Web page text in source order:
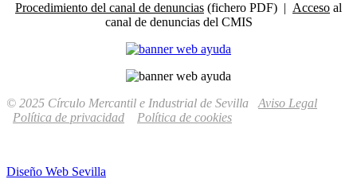
Procedimiento del canal de denuncias (fichero PDF) | Acceso al
canal de denuncias del CMIS
© 2025 Círculo Mercantil e Industrial de Sevilla Aviso Legal
Política de privacidad
Política de cookies
Diseño Web Sevilla